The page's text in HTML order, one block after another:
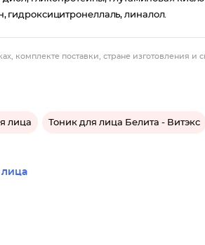
гидроксицитронеллаль, линалол.
комплекте поставки, стране изготовления и
лица Тоник для лица Белита - Витэкс